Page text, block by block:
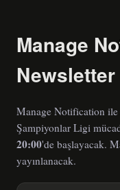
Manage
Newsletter
Manage Notification ile
Şampiyonlar Ligi
20:00'de başlayacak.
yayınlanacak.